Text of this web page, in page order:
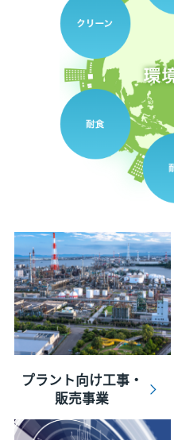
プラント向け工事・
販売事業